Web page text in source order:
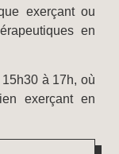
exerçant ou
en
à 17h, où
exerçant en